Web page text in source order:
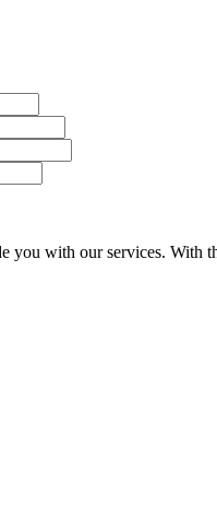
you with our services. With